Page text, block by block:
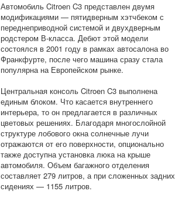
Автомобиль Citroen C3 представлен двумя
модификациями — пятидверным хэтчбеком с
переднеприводной системой и двухдверным
родстером В-класса. Дебют этой модели
состоялся в 2001 году в рамках автосалона во
Франкфурте, после чего машина сразу стала
популярна на Европейском рынке.
Центральная консоль Citroen C3 выполнена
единым блоком. Что касается внутреннего
интерьера, то он предлагается в различных
цветовых решениях. Благодаря многослойной
структуре лобового окна солнечные лучи
отражаются от его поверхности, опционально
также доступна установка люка на крыше
автомобиля. Объем багажного отделения
составляет 279 литров, а при сложенных задних
сидениях — 1155 литров.